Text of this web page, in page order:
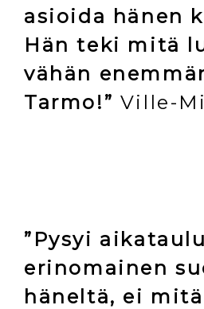
asioida hänen
Hän teki mitä
vähän
Tarmo!” Ville-
”Pysyi
erinomainen
häneltä, ei